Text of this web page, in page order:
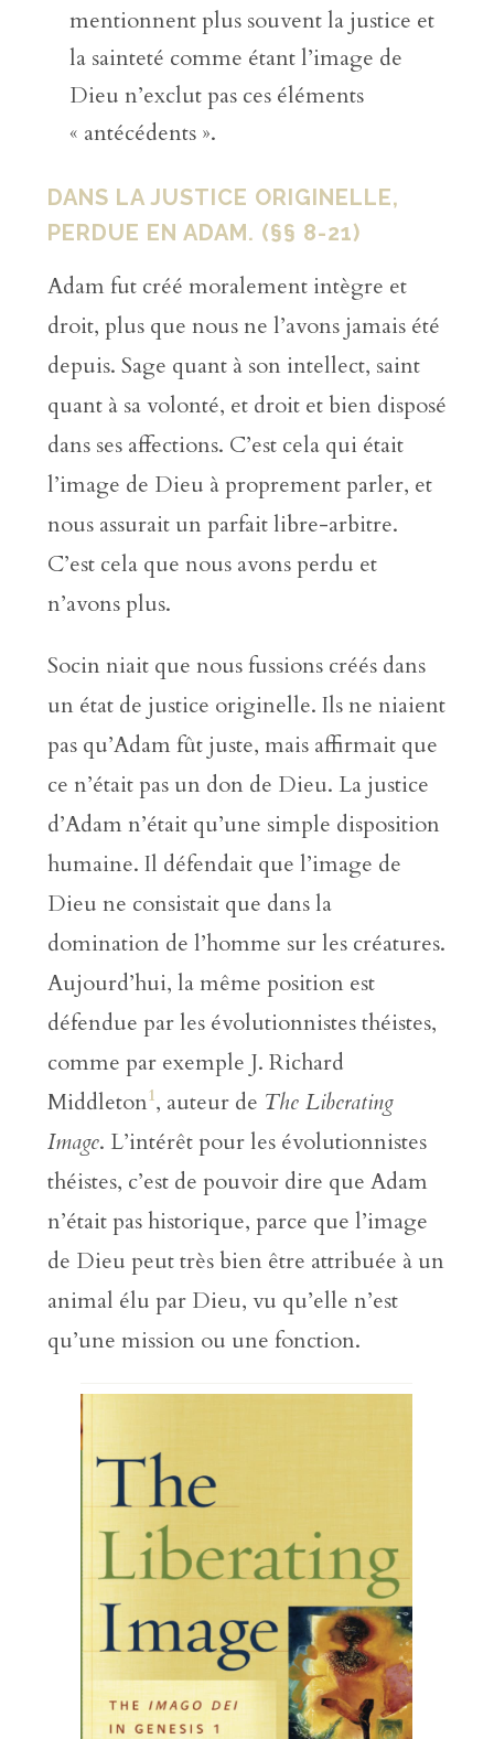
mentionnent plus souvent la justice et
la sainteté comme étant l’image de
Dieu n’exclut pas ces éléments
« antécédents ».
DANS LA JUSTICE ORIGINELLE,
PERDUE EN ADAM. (§§ 8-21)
Adam fut créé moralement intègre et
droit, plus que nous ne l’avons jamais été
depuis. Sage quant à son intellect, saint
quant à sa volonté, et droit et bien disposé
dans ses affections. C’est cela qui était
l’image de Dieu à proprement parler, et
nous assurait un parfait libre-arbitre.
C’est cela que nous avons perdu et
n’avons plus.
Socin niait que nous fussions créés dans
un état de justice originelle. Ils ne niaient
pas qu’Adam fût juste, mais affirmait que
ce n’était pas un don de Dieu. La justice
d’Adam n’était qu’une simple disposition
humaine. Il défendait que l’image de
Dieu ne consistait que dans la
domination de l’homme sur les créatures.
Aujourd’hui, la même position est
défendue par les évolutionnistes théistes,
comme par exemple J. Richard
Middleton1, auteur de The Liberating
Image. L’intérêt pour les évolutionnistes
théistes, c’est de pouvoir dire que Adam
n’était pas historique, parce que l’image
de Dieu peut très bien être attribuée à un
animal élu par Dieu, vu qu’elle n’est
qu’une mission ou une fonction.